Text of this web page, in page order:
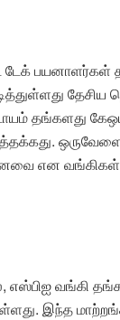
டேக்
தங்களது
என வங்கிகள்
எஸ்பிஐ வங்கி
இந்த